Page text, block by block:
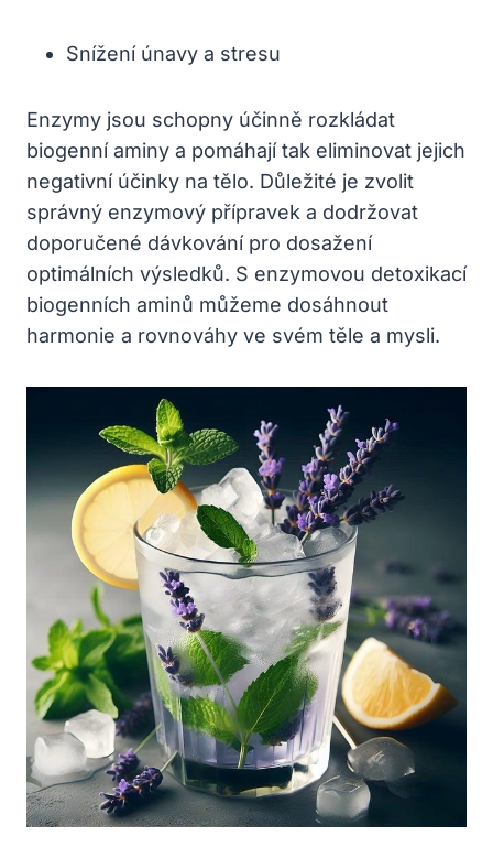
Snížení únavy a stresu
Enzymy jsou schopny účinně rozkládat
biogenní aminy a pomáhají tak eliminovat jejich
negativní účinky na tělo. Důležité je zvolit
správný enzymový přípravek a dodržovat
doporučené dávkování pro dosažení
optimálních výsledků. S enzymovou detoxikací
biogenních aminů můžeme dosáhnout
harmonie a rovnováhy ve svém těle a mysli.